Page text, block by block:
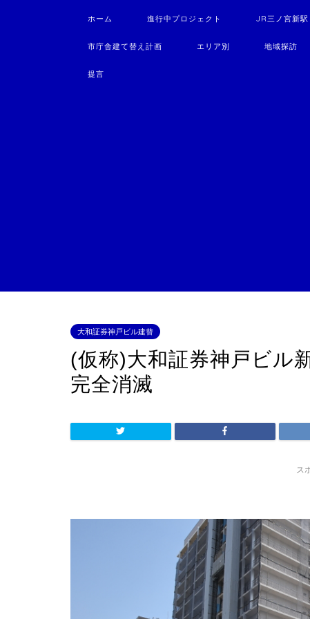
ホーム 進行中プロジェクト JR三ノ宮新駅
市庁舎建て替え計画 エリア別 地域探訪
提言
大和証券神戸ビル建替
(仮称)大和証券神戸ビル
完全消滅
ス